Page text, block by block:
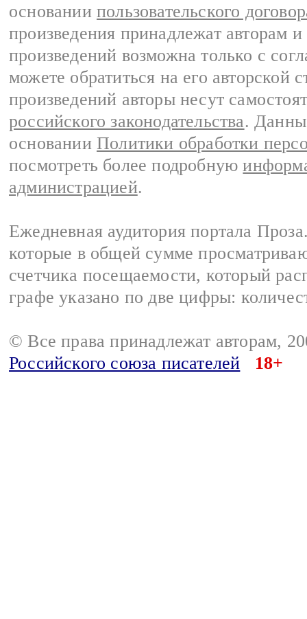
основании пользовательского
произведения принадлежат авторам
произведений возможна только с
можете обратиться на его авторской
произведений авторы несут
российского законодательства.
основании Политики обработки
посмотреть более подробную
администрацией.
Ежедневная аудитория портала
которые в общей сумме
счетчика посещаемости, который
графе указано по две цифры:
© Все права принадлежат авторам,
Российского союза писателей
18+